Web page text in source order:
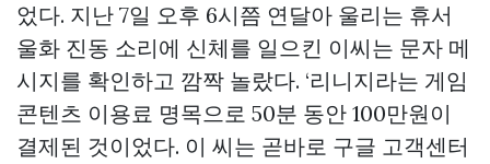
었다. 지난 7일 오후 6시쯤 연달아 울리는 휴서
울화 진동 소리에 신체를 일으킨 이씨는 문자 메
시지를 확인하고 깜짝 놀랐다. ‘리니지라는 게임
콘텐츠 이용료 명목으로 50분 동안 100만원이
결제된 것이었다. 이 씨는 곧바로 구글 고객센터